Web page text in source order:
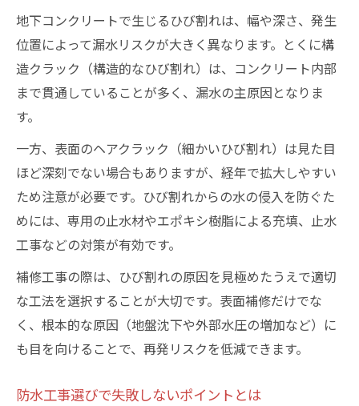
地下コンクリートで生じるひび割れは、幅や深さ、発生
位置によって漏水リスクが大きく異なります。とくに構
造クラック（構造的なひび割れ）は、コンクリート内部
まで貫通していることが多く、漏水の主原因となりま
す。
一方、表面のヘアクラック（細かいひび割れ）は見た目
ほど深刻でない場合もありますが、経年で拡大しやすい
ため注意が必要です。ひび割れからの水の侵入を防ぐた
めには、専用の止水材やエポキシ樹脂による充填、止水
工事などの対策が有効です。
補修工事の際は、ひび割れの原因を見極めたうえで適切
な工法を選択することが大切です。表面補修だけでな
く、根本的な原因（地盤沈下や外部水圧の増加など）に
も目を向けることで、再発リスクを低減できます。
防水工事選びで失敗しないポイントとは